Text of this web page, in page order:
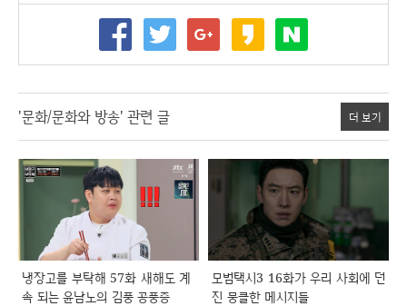
'문화/문화와 방송' 관련 글 더 보기
냉장고를 부탁해 57화 새해도 계
속 되는 윤남노의 김풍 공풍증
모범택시3 16화가 우리 사회에 던
진 뭉클한 메시지들